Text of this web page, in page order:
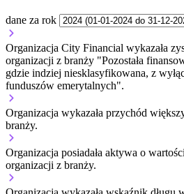
dane za rok
Organizacja City Financial wykazała
organizacji z branży "Pozostała
gdzie indziej niesklasyfikowana, z
funduszów emerytalnych".
Organizacja wykazała przychód
branży.
Organizacja posiadała aktywa o
organizacji z branży.